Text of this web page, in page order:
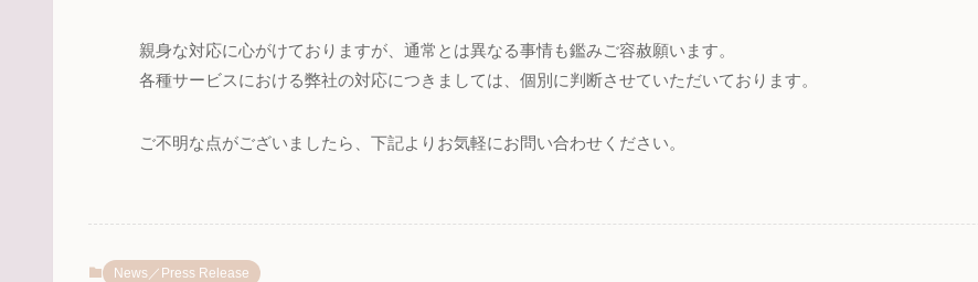
親身な対応に心がけておりますが、通常とは異なる事情も鑑みご容赦願います。
各種サービスにおける弊社の対応につきましては、個別に判断させていただいております。
ご不明な点がございましたら、下記よりお気軽にお問い合わせください。
News／Press Release